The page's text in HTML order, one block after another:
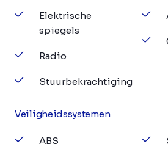
Elektrische
spiegels
Radio
Stuurbekrachtiging
Veiligheidssystemen
ABS